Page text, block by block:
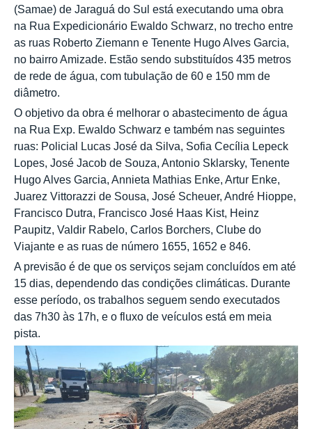
(Samae) de Jaraguá do Sul está executando uma obra
na Rua Expedicionário Ewaldo Schwarz, no trecho entre
as ruas Roberto Ziemann e Tenente Hugo Alves Garcia,
no bairro Amizade. Estão sendo substituídos 435 metros
de rede de água, com tubulação de 60 e 150 mm de
diâmetro.
O objetivo da obra é melhorar o abastecimento de água
na Rua Exp. Ewaldo Schwarz e também nas seguintes
ruas: Policial Lucas José da Silva, Sofia Cecília Lepeck
Lopes, José Jacob de Souza, Antonio Sklarsky, Tenente
Hugo Alves Garcia, Annieta Mathias Enke, Artur Enke,
Juarez Vittorazzi de Sousa, José Scheuer, André Hioppe,
Francisco Dutra, Francisco José Haas Kist, Heinz
Paupitz, Valdir Rabelo, Carlos Borchers, Clube do
Viajante e as ruas de número 1655, 1652 e 846.
A previsão é de que os serviços sejam concluídos em até
15 dias, dependendo das condições climáticas. Durante
esse período, os trabalhos seguem sendo executados
das 7h30 às 17h, e o fluxo de veículos está em meia
pista.